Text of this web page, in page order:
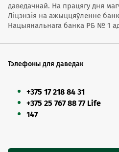
даведачнай. На працягу дня
Ліцэнзія на ажыццяўленне
Нацыянальнага банка РБ № 1 ад
Тэлефоны для даведак
+375 17 218 84 31
+375 25 767 88 77 Life
147